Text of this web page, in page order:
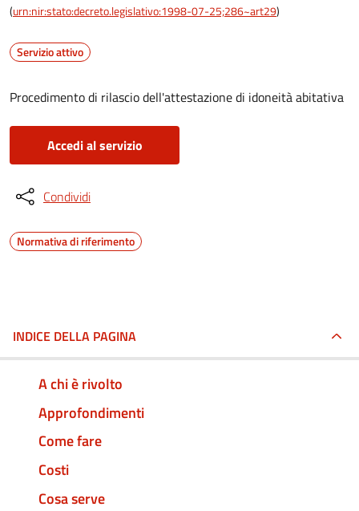
(urn:nir:stato:decreto.legislativo:1998-07-25;286~art29)
Servizio attivo
Procedimento di rilascio dell'attestazione di idoneità abitativa
Accedi al servizio
Condividi
Normativa di riferimento
INDICE DELLA PAGINA
A chi è rivolto
Approfondimenti
Come fare
Costi
Cosa serve